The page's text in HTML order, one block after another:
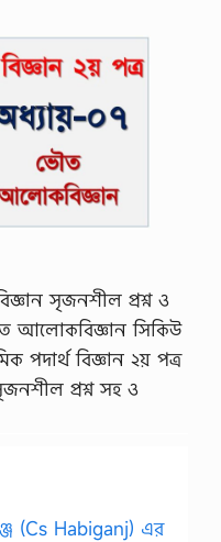
সৃজনশীল প্রশ্ন ও
আলোকবিজ্ঞান সিকিউ
পদার্থ বিজ্ঞান ২য় পত্র
প্রশ্ন সহ ও
(Cs Habiganj) এর